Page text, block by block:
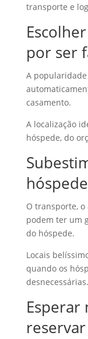
transporte e
por ser
A
casamento.
A localização
hóspede, do
O transporte, o
podem ter um
do hóspede.
Locais
quando os
desnecessárias.
reservar